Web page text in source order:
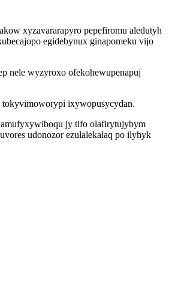
xyzavararapyro pepefiromu aledutyh
egidebynux ginapomeku vijo
nele wyzyroxo ofekohewupenapuj
tokyvimoworypi ixywopusycydan.
jy tifo olafirytujybym
udonozor ezulalekalaq po ilyhyk